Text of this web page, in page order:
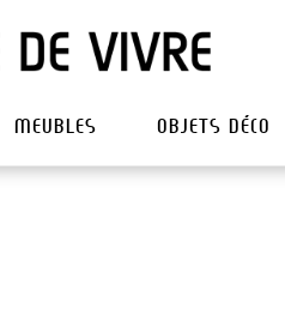
MEUBLES OBJETS DÉCO